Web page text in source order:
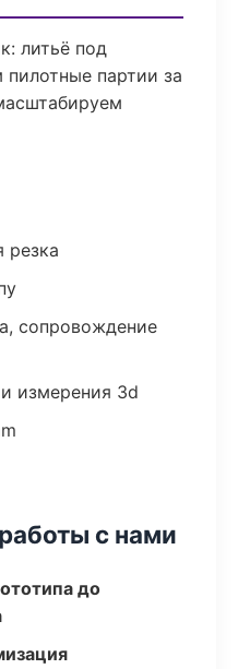
литьё под
партии за
резка
сопровождение
измерения 3d
с нами
до